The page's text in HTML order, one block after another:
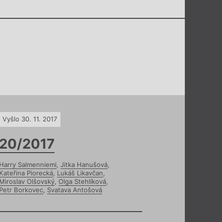
Vyšlo 30. 11. 2017
20/2017
Harry Salmenniemi Jitka Hanušová
Kateřina Piorecká Lukáš Likavčan
Miroslav Olšovský Olga Stehlíková
Petr Borkovec Svatava Antošová